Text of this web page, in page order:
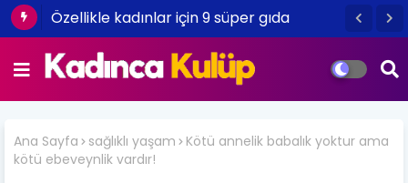
Özellikle kadınlar için 9 süper gıda
Ana Sayfa sağlıklı yaşam
Kötü annelik babalık yoktur ama
kötü ebeveynlik vardır!